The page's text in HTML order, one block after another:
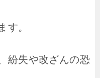
す。
紛失や改ざんの恐